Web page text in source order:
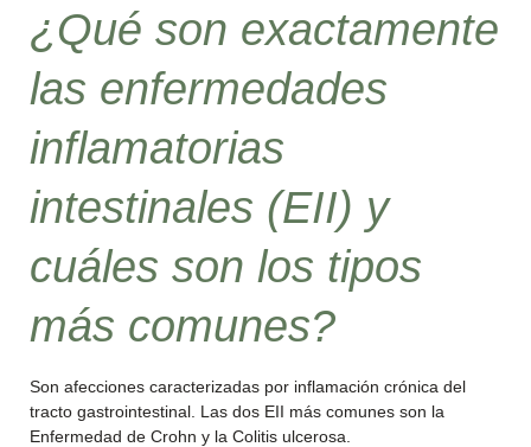
¿Qué son exactamente
las enfermedades
inflamatorias
intestinales (EII) y
cuáles son los tipos
más comunes?
Son afecciones caracterizadas por inflamación crónica del
tracto gastrointestinal. Las dos EII más comunes son la
Enfermedad de Crohn y la Colitis ulcerosa.